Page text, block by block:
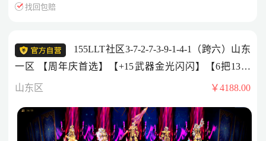
找回包赔
155LLT社区3-7-2-7-3-9-1-4-1（跨六）山东
一区 【周年庆首选】【+15武器金光闪闪】【6把13武
器】【黄金甲牌面】耕耘套已购 30套26年套 10套25年套
【关羽】++2头红11【修罗】【奶妈】++3头红10【女蓝
拳】【协战师】【剑魂差2件】——剑帝【双尊】
山东区 ￥4188.00